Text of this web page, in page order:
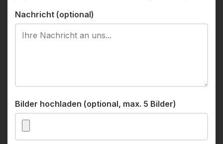
Nachricht (optional)
Bilder hochladen (optional, max. 5 Bilder)